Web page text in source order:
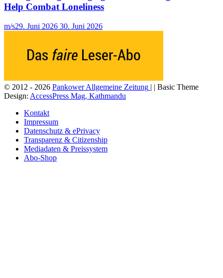
Help Combat Loneliness
m/s29. Juni 2026 30. Juni 2026
© 2012 - 2026 Pankower Allgemeine Zeitung | | Basic Theme
Design: AccessPress Mag, Kathmandu
Kontakt
Impressum
Datenschutz & ePrivacy
Transparenz & Citizenship
Mediadaten & Preissystem
Abo-Shop